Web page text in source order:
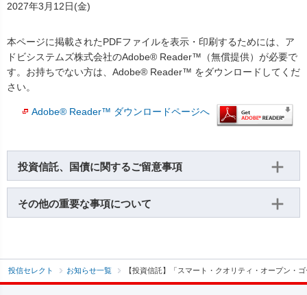
2027年3月12日(金)
本ページに掲載されたPDFファイルを表示・印刷するためには、ア
ドビシステムズ株式会社のAdobe® Reader™（無償提供）が必要で
す。お持ちでない方は、Adobe® Reader™ をダウンロードしてくだ
さい。
Adobe® Reader™ ダウンロードページへ
投資信託、国債に関するご留意事項
その他の重要な事項について
投信セレクト お知らせ一覧 【投資信託】「スマート・クオリティ・オープン・